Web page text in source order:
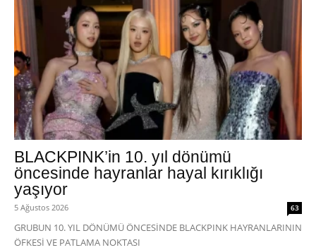
BLACKPINK’in 10. yıl dönümü
öncesinde hayranlar hayal kırıklığı
yaşıyor
5 Ağustos 2026 63
GRUBUN 10. YIL DÖNÜMÜ ÖNCESİNDE BLACKPINK HAYRANLARININ
ÖFKESİ VE PATLAMA NOKTASI